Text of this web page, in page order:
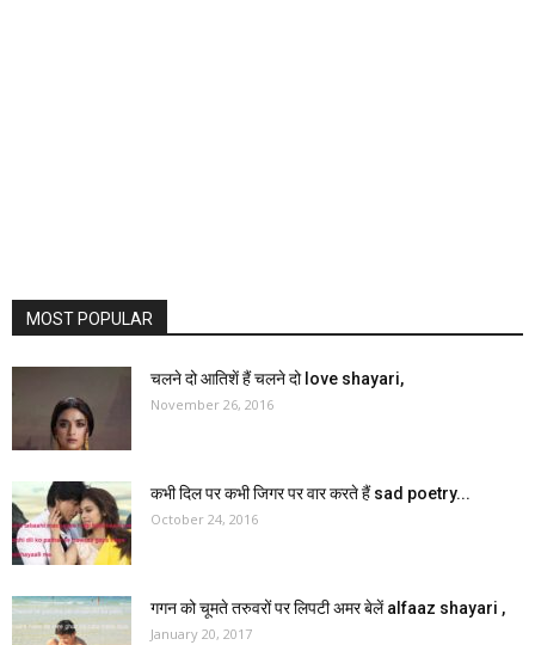
MOST POPULAR
चलने दो आतिशें हैं चलने दो love shayari,
November 26, 2016
कभी दिल पर कभी जिगर पर वार करते हैं sad poetry...
October 24, 2016
गगन को चूमते तरुवरों पर लिपटी अमर बेलें alfaaz shayari ,
January 20, 2017